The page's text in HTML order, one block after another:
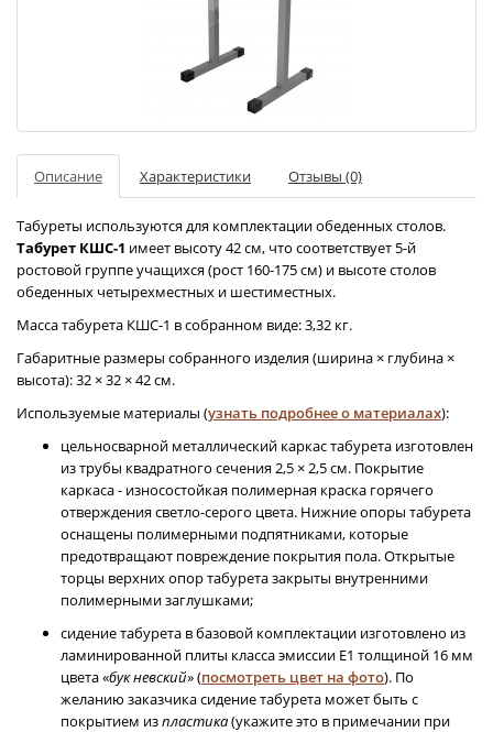
Описание Характеристики Отзывы (0)
Табуреты используются для комплектации обеденных столов.
Табурет КШС-1 имеет высоту 42 см, что соответствует 5-й
ростовой группе учащихся (рост 160-175 см) и высоте столов
обеденных четырехместных и шестиместных.
Масса табурета КШС-1 в собранном виде: 3,32 кг.
Габаритные размеры собранного изделия (ширина × глубина ×
высота): 32 × 32 × 42 см.
Используемые материалы (узнать подробнее о материалах):
цельносварной металлический каркас табурета изготовлен
из трубы квадратного сечения 2,5 × 2,5 см. Покрытие
каркаса - износостойкая полимерная краска горячего
отверждения светло-серого цвета. Нижние опоры табурета
оснащены полимерными подпятниками, которые
предотвращают повреждение покрытия пола. Открытые
торцы верхних опор табурета закрыты внутренними
полимерными заглушками;
сидение табурета в базовой комплектации изготовлено из
ламинированной плиты класса эмиссии Е1 толщиной 16 мм
цвета «бук невский» (посмотреть цвет на фото). По
желанию заказчика сидение табурета может быть с
покрытием изпластика(укажите это в примечании при